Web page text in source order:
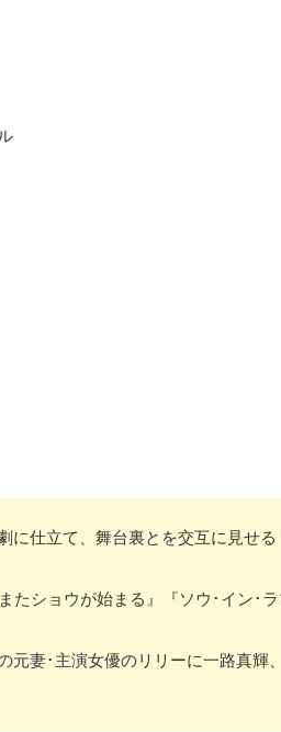
に仕立て、舞台裏とを交互に見せ
たショウが始まる』『ソウ･イン･
元妻･主演女優のリリーに一路真輝